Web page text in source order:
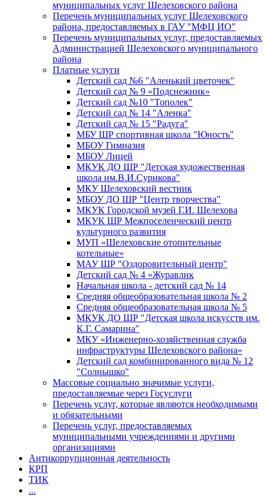
муниципальных услуг Шелеховского района
Перечень муниципальных услуг Шелеховского
района, предоставляемых в ГАУ "МФЦ ИО"
Перечень муниципальных услуг, предоставляемых
Администрацией Шелеховского муниципального
района
Платные услуги
Детский сад №6 "Аленький цветочек"
Детский сад № 9 «Подснежник»
Детский сад №10 "Тополек"
Детский сад № 14 "Аленка"
Детский сад № 15 "Радуга"
МБУ ШР спортивная школа "Юность"
МБОУ Гимназия
МБОУ Лицей
МКУК ДО ШР "Детская художественная
школа им.В.И.Сурикова"
МКУ Шелеховский вестник
МБОУ ДО ШР "Центр творчества"
МКУК Городской музей Г.И. Шелехова
МКУК ШР Межпоселенческий центр
культурного развития
МУП «Шелеховские отопительные
котельные»
МАУ ШР "Оздоровительный центр"
Детский сад № 4 «Журавлик
Начальная школа - детский сад № 14
Средняя общеобразовательная школа № 2
Средняя общеобразовательная школа № 5
МКУК ДО ШР "Детская школа искусств им.
К.Г. Самарина"
МКУ «Инженерно-хозяйственная служба
инфраструктуры Шелеховского района»
Детский сад комбинированного вида № 12
"Солнышко"
Массовые социально значимые услуги,
предоставляемые через Госуслуги
Перечень услуг, которые являются необходимыми
и обязательными
Перечень услуг, предоставляемых
муниципальными учреждениями и другими
организациями
Антикоррупционная деятельность
КРП
ТИК
...